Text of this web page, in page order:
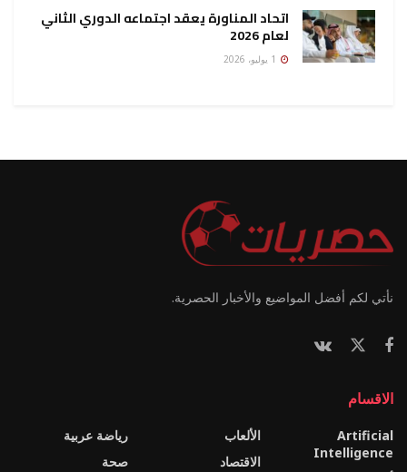
اتحاد المناورة يعقد اجتماعه الدوري الثاني
لعام 2026
نأتي لكم أفضل المواضيع والأخبار الحصرية.
الاقسام
Artificial
Intelligence
الألعاب
الاقتصاد
رياضة عربية
صحة